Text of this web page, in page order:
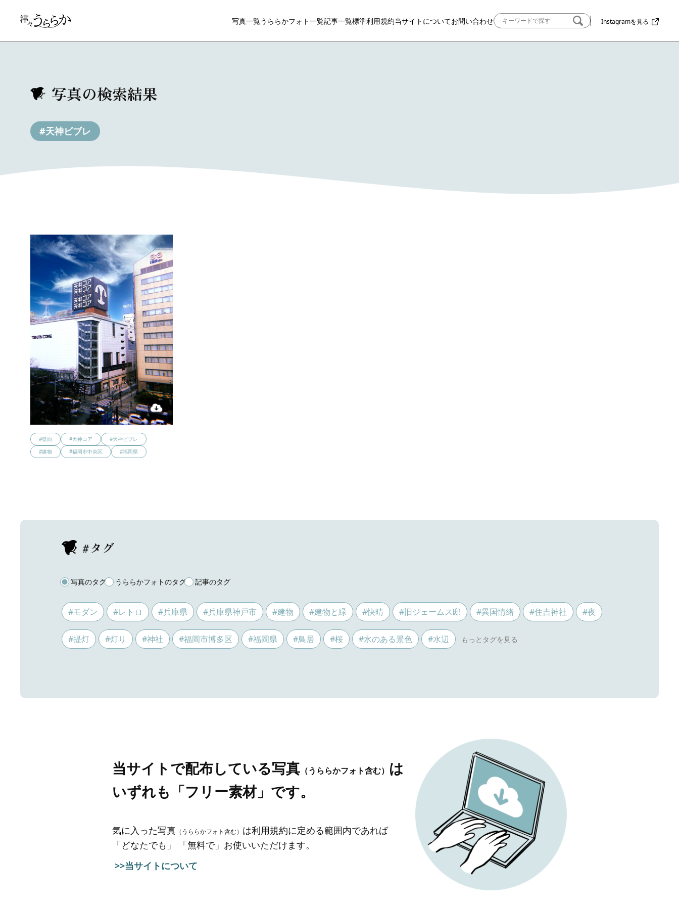
写真一覧うららかフォト一覧記事一覧標準利用規約当サイトについてお問い合わせ Instagramを見る
写真の検索結果
#天神ビブレ
#壁面 #天神コア
#天神ビブレ
#建物
#福岡市中央区 #福岡県
#タグ
写真のタグ うららかフォトのタグ 記事のタグ
#モダン #レトロ #兵庫県 #兵庫県神戸市 #建物 #建物と緑 #快晴 #旧ジェームス邸 #異国情緒 #住吉神社 #夜
#提灯 #灯り #神社 #福岡市博多区 #福岡県 #鳥居 #桜 #水のある景色 #水辺
当サイトで配布している写真 （うららかフォト含む） は
いずれも「フリー素材」です。
気に入った写真 （うららかフォト含む） は利用規約に定める範囲内であれば
「どなたでも」 「無料で」お使いいただけます。
>>当サイトについて